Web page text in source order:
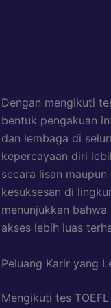
Dengan mengikuti
bentuk pengakuan
dan lembaga di
kepercayaan diri
secara lisan
kesuksesan di
menunjukkan
akses lebih luas
Peluang Karir yang
Mengikuti tes